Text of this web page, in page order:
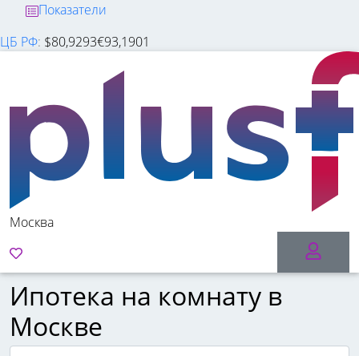
Показатели
ЦБ РФ: $80,9293€93,1901
Москва
Ипотека на комнату в
Москве